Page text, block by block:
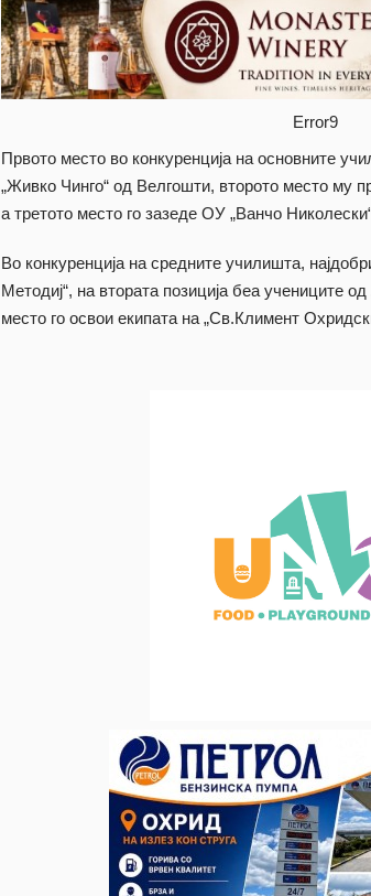
Error9
Првото место во конкуренција на основните
„Живко Чинго“ од Велгошти, второто место му
а третото место го зазеде ОУ „Ванчо
Во конкуренција на средните училишта,
Методиј“, на втората позиција беа учениците
место го освои екипата на „Св.Климент